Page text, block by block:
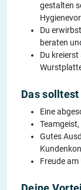
gestalten
Du
beraten
Du
Das
Eine
Gutes
Freude